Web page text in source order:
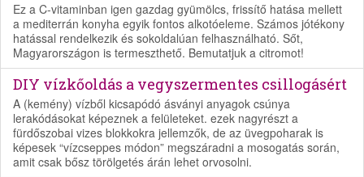
Ez a C-vitaminban igen gazdag gyümölcs, frissítő hatása mellett
a mediterrán konyha egyik fontos alkotóeleme. Számos jótékony
hatással rendelkezik és sokoldalúan felhasználható. Sőt,
Magyarországon is termeszthető. Bemutatjuk a citromot!
DIY vízkőoldás a vegyszermentes csillogásért
A (kemény) vízből kicsapódó ásványi anyagok csúnya
lerakódásokat képeznek a felületeket. ezek nagyrészt a
fürdőszobai vizes blokkokra jellemzők, de az üvegpoharak is
képesek “vízcseppes módon” megszáradni a mosogatás során,
amit csak bősz törölgetés árán lehet orvosolni.